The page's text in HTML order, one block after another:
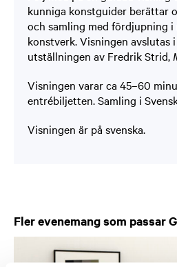
kunniga konstguider berättar
och samling med fördjupning i
konstverk. Visningen avslutas
utställningen av Fredrik Strid,
Visningen varar ca 45–60
entrébiljetten. Samling i
Visningen är på svenska.
Fler evenemang som passar